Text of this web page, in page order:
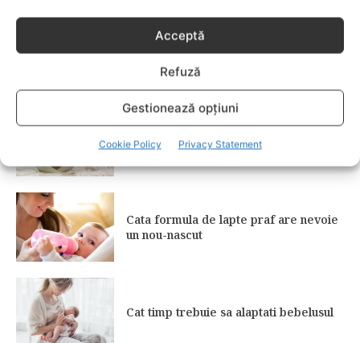
Acceptă
Refuză
Gestionează opțiuni
Cookie Policy Privacy Statement
copilul tău dacă nu poți alăpta
nou-nascut?
Cata formula de lapte praf are nevoie
un nou-nascut
Cat timp trebuie sa alaptati bebelusul